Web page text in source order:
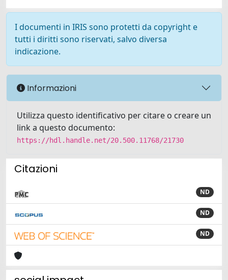
I documenti in IRIS sono protetti da copyright e
tutti i diritti sono riservati, salvo diversa
indicazione.
Informazioni
Utilizza questo identificativo per citare o creare un
link a questo documento:
https://hdl.handle.net/20.500.11768/21730
Citazioni
ND
ND
ND